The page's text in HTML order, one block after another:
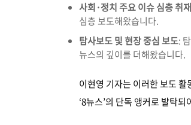
사회·정치 주요 이슈 심층 취재
심층 보도해왔습니다.
탐사보도 및 현장 중심 보도:
뉴스의 깊이를 더해왔습니다.
이현영 기자는 이러한 보도 활
‘8뉴스’의 단독 앵커로 발탁